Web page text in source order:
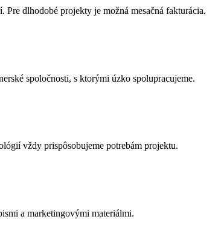
dlhodobé projekty je možná mesačná fakturácia.
spoločnosti, s ktorými úzko spolupracujeme.
vždy prispôsobujeme potrebám projektu.
a marketingovými materiálmi.